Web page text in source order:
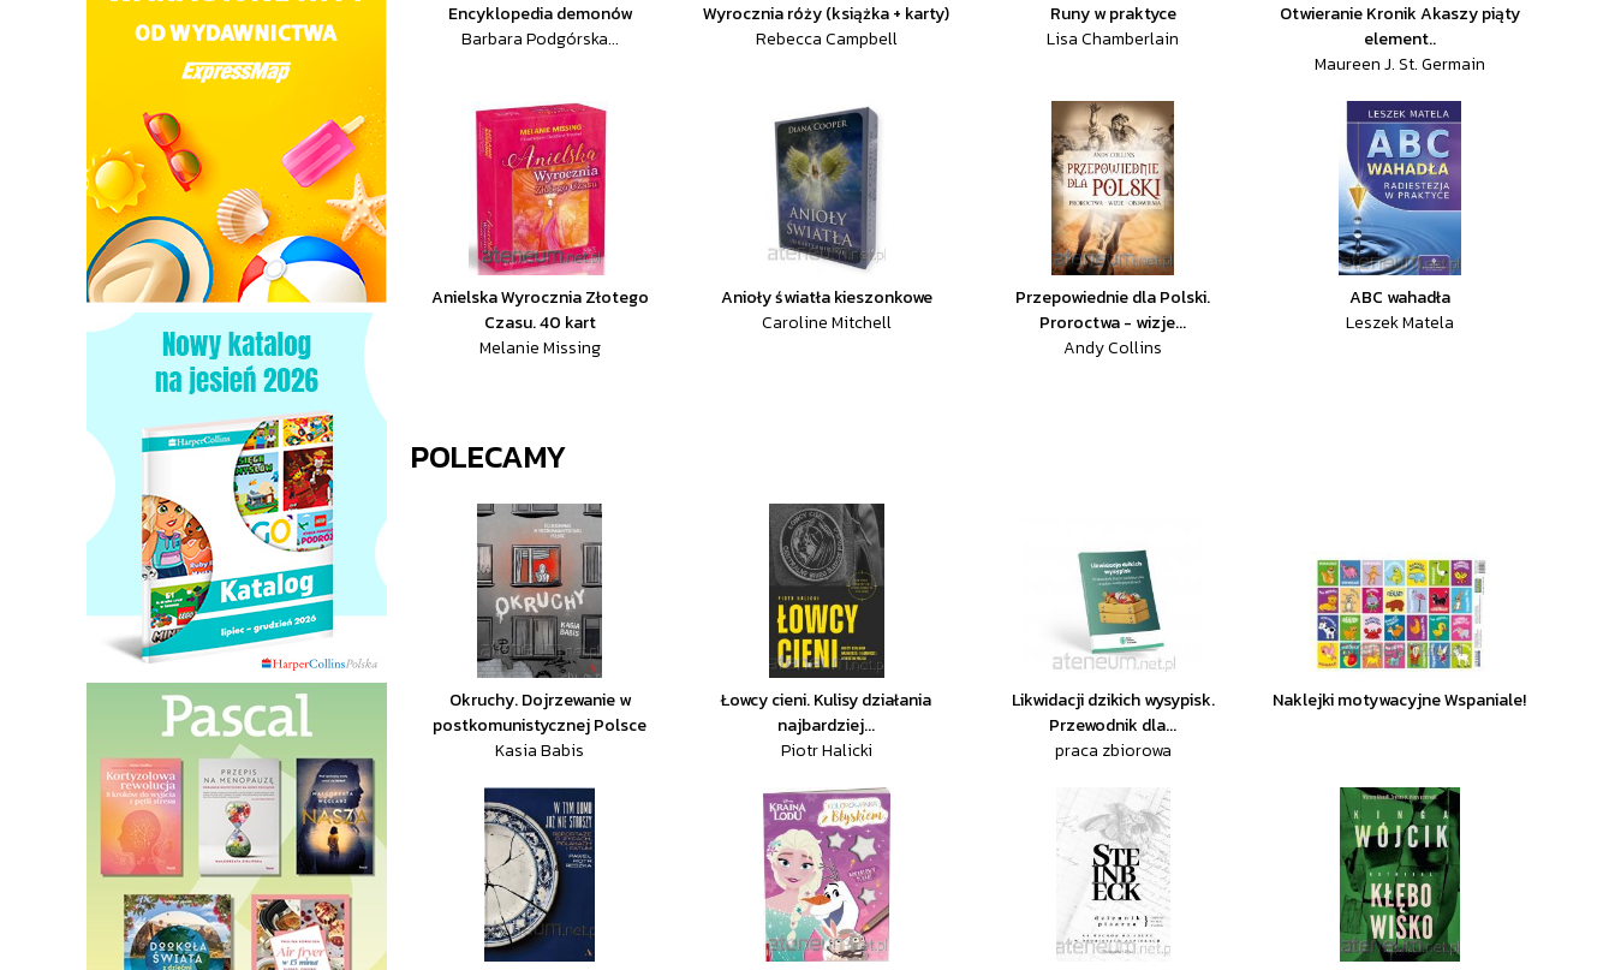
Encyklopedia demonów
Barbara Podgórska...
Wyrocznia róży (książka + karty)
Rebecca Campbell
Runy w praktyce
Lisa Chamberlain
Otwieranie Kronik Akaszy piąty
element..
Maureen J. St. Germain
Anielska Wyrocznia Złotego
Czasu. 40 kart
Melanie Missing
Anioły światła kieszonkowe
Caroline Mitchell
Przepowiednie dla Polski.
Proroctwa - wizje...
Andy Collins
ABC wahadła
Leszek Matela
POLECAMY
Okruchy. Dojrzewanie w
postkomunistycznej Polsce
Kasia Babis
Łowcy cieni. Kulisy działania
najbardziej...
Piotr Halicki
Likwidacji dzikich wysypisk.
Przewodnik dla...
praca zbiorowa
Naklejki motywacyjne Wspaniale!